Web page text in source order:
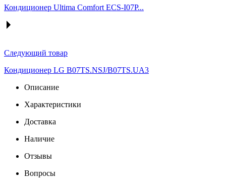
Кондиционер Ultima Comfort ECS-I07P...
Следующий товар
Кондиционер LG B07TS.NSJ/B07TS.UA3
Описание
Характеристики
Доставка
Наличие
Отзывы
Вопросы